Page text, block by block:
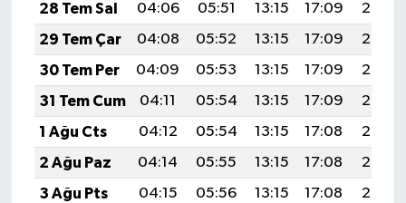
28 Tem Sal
04:06 05:51 13:15 17:09
20:30
29 Tem Çar
04:08 05:52 13:15 17:09
20:29
30 Tem Per
04:09 05:53 13:15 17:09
20:28
31 Tem Cum
04:11 05:54 13:15 17:09
20:27
1 Ağu Cts
04:12 05:54 13:15 17:08
20:26
2 Ağu Paz
04:14 05:55 13:15 17:08
20:25
3 Ağu Pts
04:15 05:56 13:15 17:08
20:24